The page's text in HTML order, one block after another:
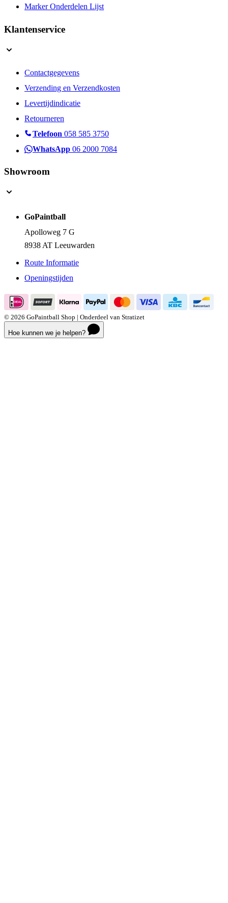
Marker Onderdelen Lijst
Klantenservice
Contactgegevens
Verzending en Verzendkosten
Levertijdindicatie
Retourneren
Telefoon 058 585 3750
WhatsApp 06 2000 7084
Showroom
GoPaintball
Apolloweg 7 G
8938 AT Leeuwarden
Route Informatie
Openingstijden
© 2026 GoPaintball Shop | Onderdeel van Stratizet
Hoe kunnen we je helpen?